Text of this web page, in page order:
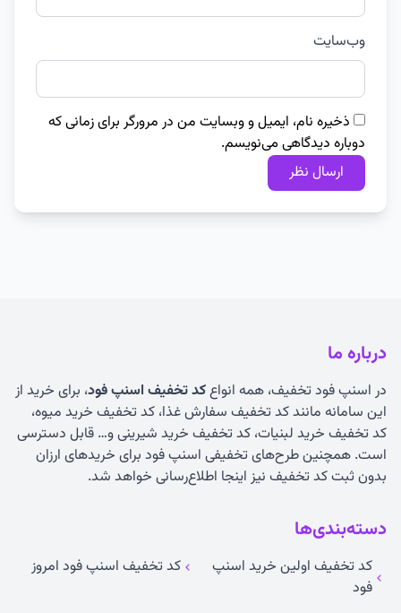
وب‌سایت
ذخیره نام، ایمیل و وبسایت من در مرورگر برای زمانی که
دوباره دیدگاهی می‌نویسم.
درباره ما
در اسنپ فود تخفیف، همه انواعکد تخفیف اسنپ فود، برای خرید از
این سامانه مانند کد تخفیف سفارش غذا، کد تخفیف خرید میوه،
کد تخفیف خرید لبنیات، کد تخفیف خرید شیرینی و… قابل دسترسی
است. همچنین طرح‌های تخفیفی اسنپ فود برای خریدهای ارزان
بدون ثبت کد تخفیف نیز اینجا اطلاع‌رسانی خواهد شد.
دسته‌بندی‌ها
کد تخفیف اولین خرید اسنپ
فود
کد تخفیف اسنپ فود امروز